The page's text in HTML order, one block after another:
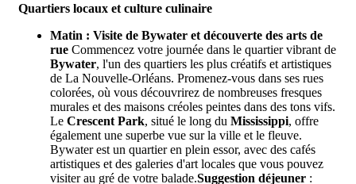
Quartiers locaux et culture culinaire
Matin : Visite de Bywater et découverte des arts de
rue Commencez votre journée dans le quartier vibrant de
Bywater, l'un des quartiers les plus créatifs et artistiques
de La Nouvelle-Orléans. Promenez-vous dans ses rues
colorées, où vous découvrirez de nombreuses fresques
murales et des maisons créoles peintes dans des tons vifs.
Le Crescent Park, situé le long du Mississippi, offre
également une superbe vue sur la ville et le fleuve.
Bywater est un quartier en plein essor, avec des cafés
artistiques et des galeries d'art locales que vous pouvez
visiter au gré de votre balade.Suggestion déjeuner :